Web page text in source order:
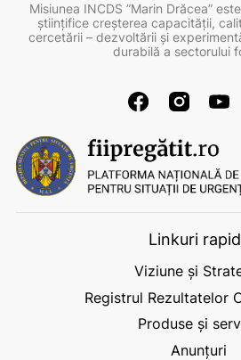
Misiunea INCDS ”Marin Drăcea”
ştiinţifice creşterea capacităţii,
cercetării – dezvoltării şi
durabilă a sectorului
Linkuri
Viziune și
Registrul Rezultatelor
Produse și
Anunțuri